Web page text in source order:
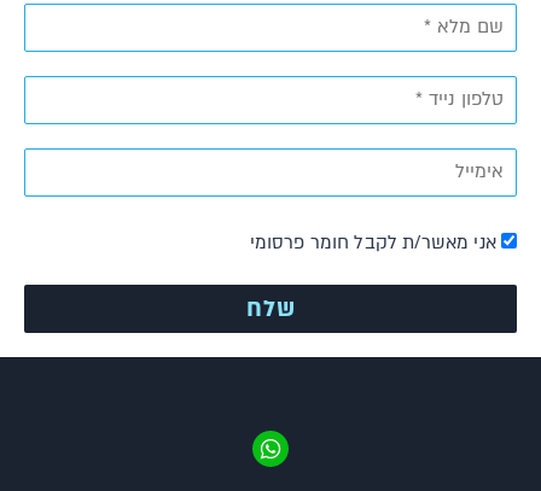
אני מאשר/ת לקבל חומר פרסומי